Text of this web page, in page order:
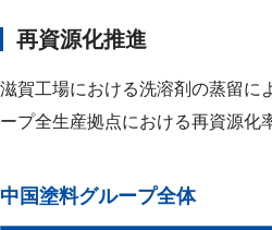
再資源化推進
滋賀工場における洗溶剤の蒸留に
ープ全生産拠点における再資源化
中国塗料グループ全体